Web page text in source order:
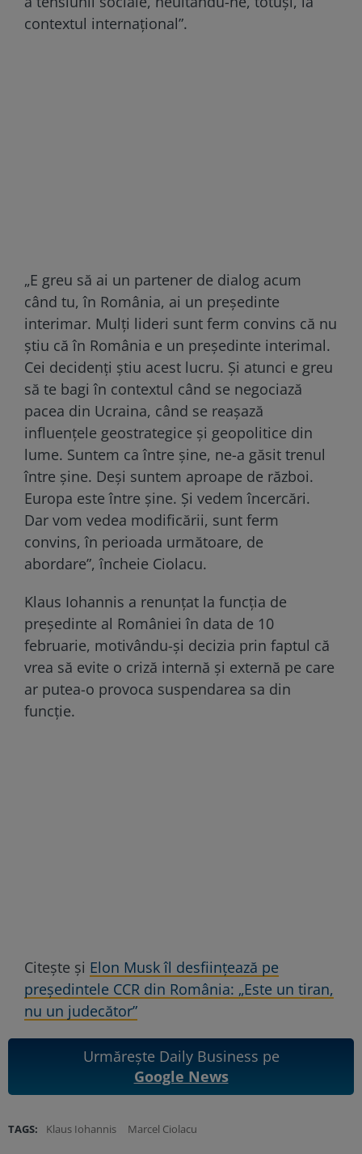
contextul internațional”.
„E greu să ai un partener de dialog acum
când tu, în România, ai un președinte
interimar. Mulți lideri sunt ferm convins că nu
știu că în România e un președinte interimal.
Cei decidenți știu acest lucru. Și atunci e greu
să te bagi în contextul când se negociază
pacea din Ucraina, când se reașază
influențele geostrategice și geopolitice din
lume. Suntem ca între șine, ne-a găsit trenul
între șine. Deși suntem aproape de război.
Europa este între șine. Și vedem încercări.
Dar vom vedea modificării, sunt ferm
convins, în perioada următoare, de
abordare”, încheie Ciolacu.
Klaus Iohannis a renunțat la funcția de
președinte al României în data de 10
februarie, motivându-și decizia prin faptul că
vrea să evite o criză internă și externă pe care
ar putea-o provoca suspendarea sa din
funcție.
Citește și Elon Musk îl desființează pe
președintele CCR din România: „Este un tiran,
nu un judecător”
Urmărește Daily Business pe
Google News
TAGS: Klaus Iohannis Marcel Ciolacu